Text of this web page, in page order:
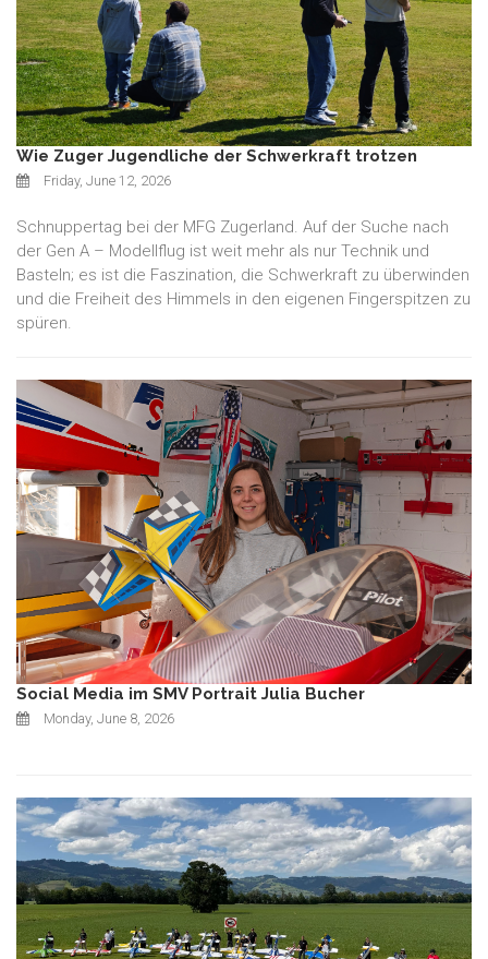
Wie Zuger Jugendliche der Schwerkraft trotzen
Friday, June 12, 2026
Schnuppertag bei der MFG Zugerland. Auf der Suche nach
der Gen A – Modellflug ist weit mehr als nur Technik und
Basteln; es ist die Faszination, die Schwerkraft zu überwinden
und die Freiheit des Himmels in den eigenen Fingerspitzen zu
spüren.
Social Media im SMV Portrait Julia Bucher
Monday, June 8, 2026